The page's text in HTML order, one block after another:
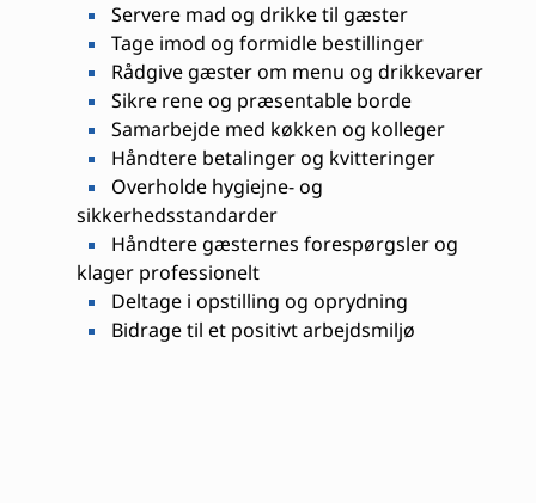
Servere mad og drikke til gæster
Tage imod og formidle bestillinger
Rådgive gæster om menu og drikkevarer
Sikre rene og præsentable borde
Samarbejde med køkken og kolleger
Håndtere betalinger og kvitteringer
Overholde hygiejne- og
sikkerhedsstandarder
Håndtere gæsternes forespørgsler og
klager professionelt
Deltage i opstilling og oprydning
Bidrage til et positivt arbejdsmiljø